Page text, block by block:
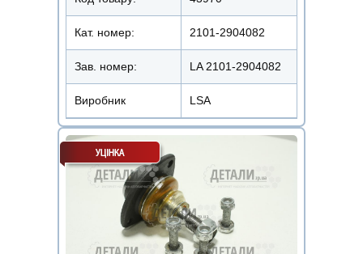
Кат. номер: 2101-2904082
Зав. номер: LA 2101-2904082
Виробник LSA